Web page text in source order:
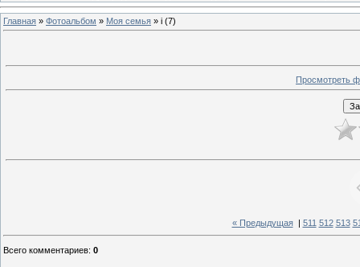
Главная » Фотоальбом » Моя семья » i (7)
Просмотреть
« Предыдущая| 511 512 513
Всего комментариев: 0